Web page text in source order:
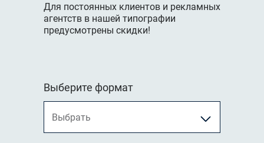
Для постоянных клиентов и рекламных
агентств в нашей типографии
предусмотрены скидки!
Выберите формат